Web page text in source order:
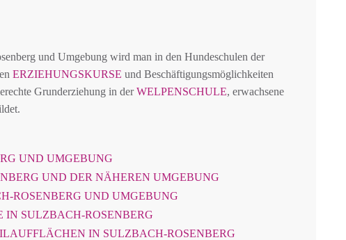
und Umgebung wird man in den Hundeschulen der
ERZIEHUNGSKURSE und Beschäftigungsmöglichkeiten
Grunderziehung in derWELPENSCHULE, erwachsene
UND UMGEBUNG
UND DER NÄHEREN UMGEBUNG
ROSENBERG UND UMGEBUNG
IN SULZBACH-ROSENBERG
IN SULZBACH-ROSENBERG